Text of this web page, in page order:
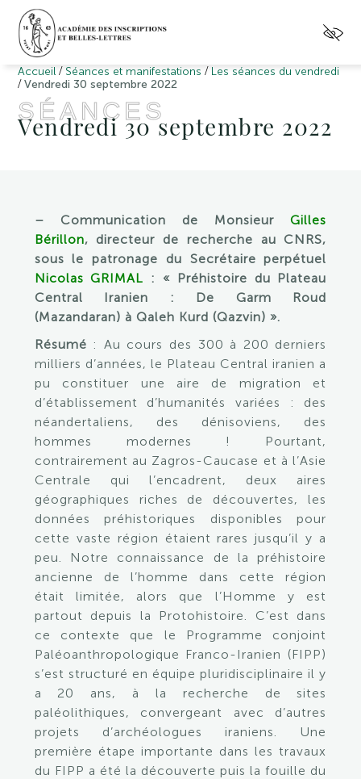
Accueil / Séances et manifestations / Les séances du vendredi
/Vendredi 30 septembre 2022
SÉANCES
Vendredi 30 septembre 2022
– Communication de MonsieurGilles
Bérillon, directeur de recherche au CNRS,
sous le patronage du Secrétaire perpétuel
Nicolas GRIMAL : « Préhistoire du Plateau
Central Iranien : De Garm Roud
(Mazandaran) à Qaleh Kurd (Qazvin) ».
Résumé : Au cours des 300 à 200 derniers
milliers d’années, le Plateau Central iranien a
pu constituer une aire de migration et
d’établissement d’humanités variées : des
néandertaliens, des dénisoviens, des
hommes modernes ! Pourtant,
contrairement au Zagros-Caucase et à l’Asie
Centrale qui l’encadrent, deux aires
géographiques riches de découvertes, les
données préhistoriques disponibles pour
cette vaste région étaient rares jusqu’il y a
peu. Notre connaissance de la préhistoire
ancienne de l’homme dans cette région
était limitée, alors que l’Homme y est
partout depuis la Protohistoire. C’est dans
ce contexte que le Programme conjoint
Paléoanthropologique Franco-Iranien (FIPP)
s’est structuré en équipe pluridisciplinaire il y
a 20 ans, à la recherche de sites
paléolithiques, convergeant avec d’autres
projets d’archéologues iraniens. Une
première étape importante dans les travaux
du FIPP a été la découverte puis la fouille du